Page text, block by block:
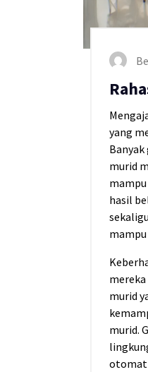
yang
murid
hasil
murid
murid.